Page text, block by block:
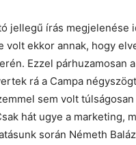
jellegű írás
volt ekkor annak, hogy
Ezzel párhuzamosan
rá a Campa
sem volt
hát ugye a marketing,
során Németh